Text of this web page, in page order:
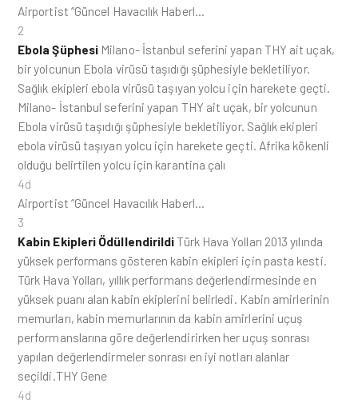
Airportist “Güncel Havacılık Haberl…
2
Ebola Şüphesi Milano- İstanbul seferini yapan THY ait uçak,
bir yolcunun Ebola virüsü taşıdığı şüphesiyle bekletiliyor.
Sağlık ekipleri ebola virüsü taşıyan yolcu için harekete geçti.
Milano- İstanbul seferini yapan THY ait uçak, bir yolcunun
Ebola virüsü taşıdığı şüphesiyle bekletiliyor. Sağlık ekipleri
ebola virüsü taşıyan yolcu için harekete geçti. Afrika kökenli
olduğu belirtilen yolcu için karantina çalı
4d
Airportist “Güncel Havacılık Haberl…
3
Kabin Ekipleri ÖdüllendirildiTürk Hava Yolları 2013 yılında
yüksek performans gösteren kabin ekipleri için pasta kesti.
Türk Hava Yolları, yıllık performans değerlendirmesinde en
yüksek puanı alan kabin ekiplerini belirledi. Kabin amirlerinin
memurları, kabin memurlarının da kabin amirlerini uçuş
performanslarına göre değerlendirirken her uçuş sonrası
yapılan değerlendirmeler sonrası en iyi notları alanlar
seçildi.THY Gene
4d